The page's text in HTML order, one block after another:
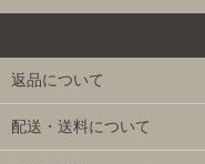
返品について
配送・送料について